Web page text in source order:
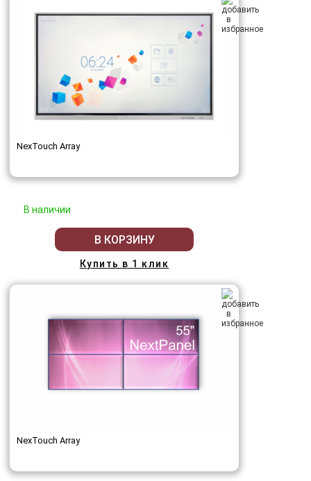
NexTouch Array
В наличии
В КОРЗИНУ
Купить в 1 клик
NexTouch Array